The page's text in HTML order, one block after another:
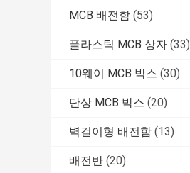
MCB 배전함 (53)
플라스틱 MCB 상자 (33)
10웨이 MCB 박스 (30)
단상 MCB 박스 (20)
벽걸이형 배전함 (13)
배전반 (20)